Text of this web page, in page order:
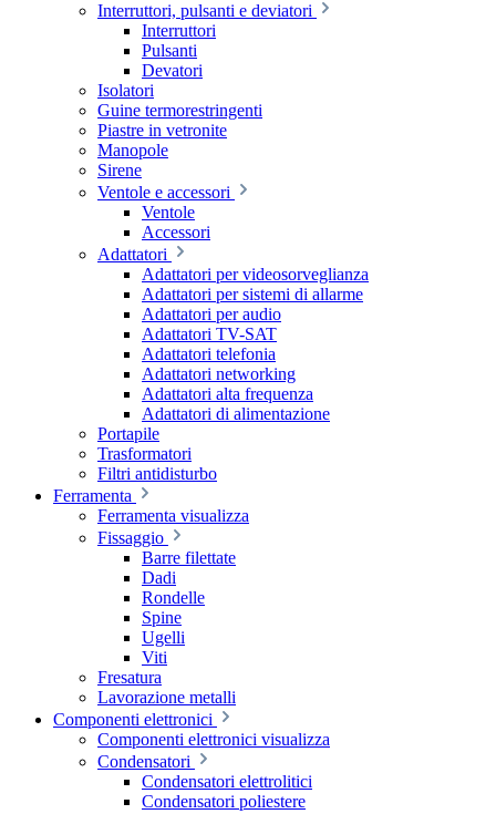
Interruttori, pulsanti e deviatori
Interruttori
Pulsanti
Devatori
Isolatori
Guine termorestringenti
Piastre in vetronite
Manopole
Sirene
Ventole e accessori
Ventole
Accessori
Adattatori
Adattatori per videosorveglianza
Adattatori per sistemi di allarme
Adattatori per audio
Adattatori TV-SAT
Adattatori telefonia
Adattatori networking
Adattatori alta frequenza
Adattatori di alimentazione
Portapile
Trasformatori
Filtri antidisturbo
Ferramenta
Ferramenta visualizza
Fissaggio
Barre filettate
Dadi
Rondelle
Spine
Ugelli
Viti
Fresatura
Lavorazione metalli
Componenti elettronici
Componenti elettronici visualizza
Condensatori
Condensatori elettrolitici
Condensatori poliestere